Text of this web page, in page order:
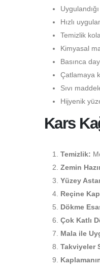
Hızlı
Temizlik
Kimyasal
Basınca
Çatlamaya
Sıvı
Hijyenik
Kars
Temizlik:
Zemin
Yüzey
Reçine
Dökme
Çok Katlı
Mala ile
Takviyeler